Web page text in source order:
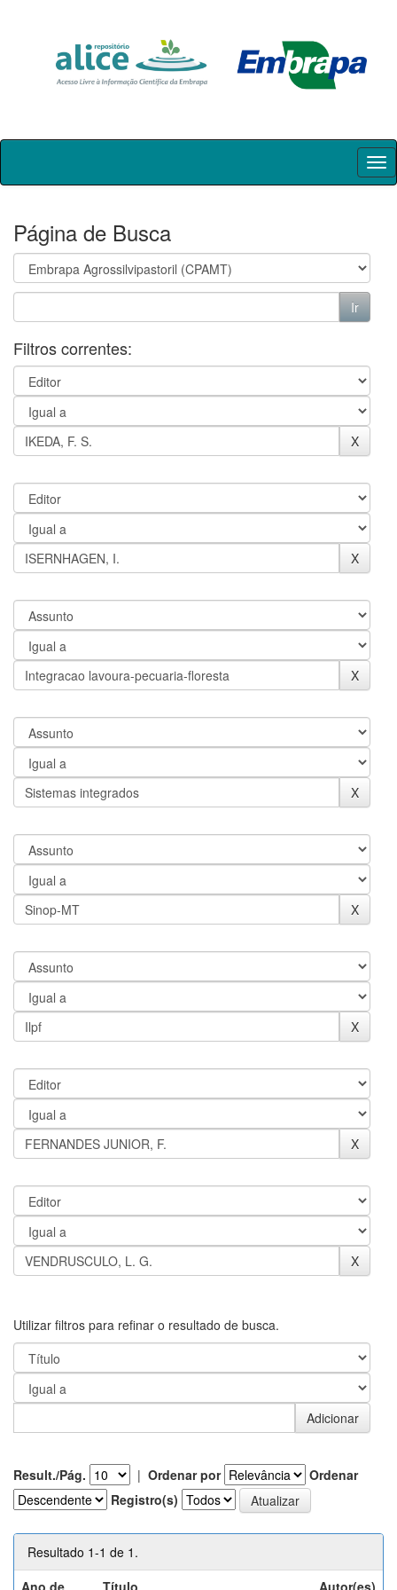
Skip
Página de Busca
Filtros correntes:
Utilizar filtros para refinar o resultado de busca.
Result./Pág. | Ordenar por
Ordenar
Registro(s)
Resultado 1-1 de 1.
Ano de
Título Autor(es)